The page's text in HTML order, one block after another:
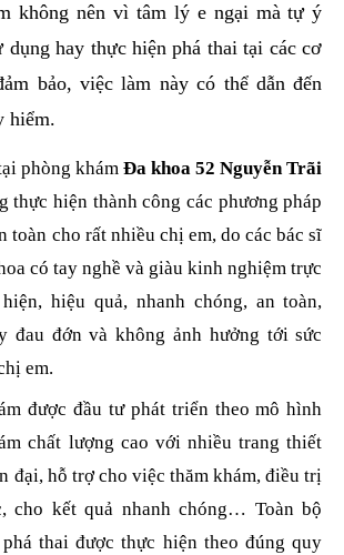
không nên vì tâm lý e ngại mà tự ý
dụng hay thực hiện phá thai tại các cơ
bảo, việc làm này có thể dẫn đến
hiểm.
phòng khámĐa khoa 52 Nguyễn Trãi
thực hiện thành công các phương pháp
toàn cho rất nhiều chị em, do các bác sĩ
có tay nghề và giàu kinh nghiệm trực
hiệu quả, nhanh chóng, an toàn,
đau đớn và không ảnh hưởng tới sức
em.
được đầu tư phát triển theo mô hình
chất lượng cao với nhiều trang thiết
đại, hỗ trợ cho việc thăm khám, điều trị
cho kết quả nhanh chóng… Toàn bộ
thai được thực hiện theo đúng quy